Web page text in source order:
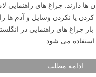
ها دارند. چراغ های راهنمایی
یا نکردن وسایل و آدم ها
استفاده می شود.
ادامه مطلب